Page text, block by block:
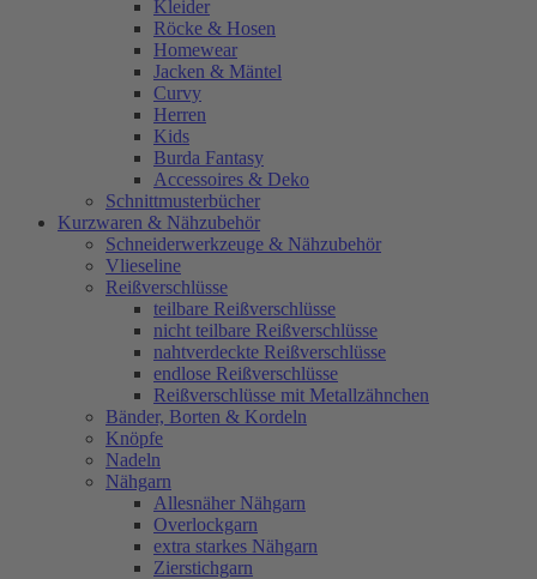
Kleider
Röcke & Hosen
Homewear
Jacken & Mäntel
Curvy
Herren
Kids
Burda Fantasy
Accessoires & Deko
Schnittmusterbücher
Kurzwaren & Nähzubehör
Schneiderwerkzeuge & Nähzubehör
Vlieseline
Reißverschlüsse
teilbare Reißverschlüsse
nicht teilbare Reißverschlüsse
nahtverdeckte Reißverschlüsse
endlose Reißverschlüsse
Reißverschlüsse mit Metallzähnchen
Bänder, Borten & Kordeln
Knöpfe
Nadeln
Nähgarn
Allesnäher Nähgarn
Overlockgarn
extra starkes Nähgarn
Zierstichgarn